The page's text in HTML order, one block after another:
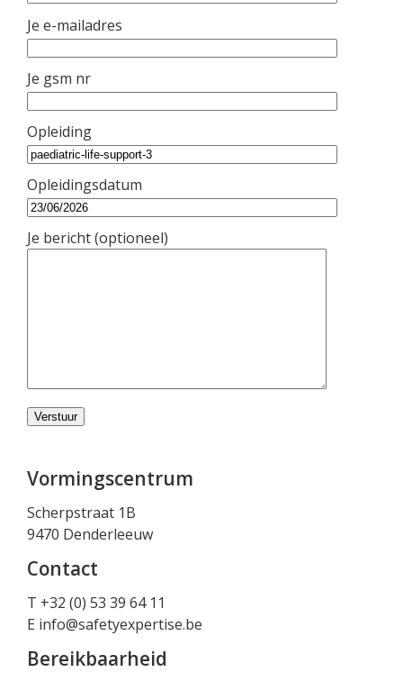
Je e-mailadres
Je gsm nr
Opleiding
Opleidingsdatum
Je bericht (optioneel)
Vormingscentrum
Scherpstraat 1B
9470 Denderleeuw
Contact
T +32 (0) 53 39 64 11
E info@safetyexpertise.be
Bereikbaarheid